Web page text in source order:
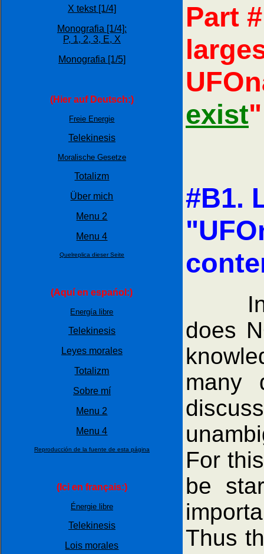
X tekst [1/4]
Monografia [1/4]:
P, 1, 2, 3, E, X
Monografia [1/5]
(Hier auf Deutsch:)
Freie Energie
Telekinesis
Moralische Gesetze
Totalizm
Über mich
Menu 2
Menu 4
Quelreplica dieser Seite
(Aquí en espańol:)
Energía libre
Telekinesis
Leyes morales
Totalizm
Sobre mí
Menu 2
Menu 4
Reproducción de la fuente de esta página
(Ici en français:)
Énergie libre
Telekinesis
Lois morales
Part
exist
#B1.
In
does
many
For
be
Thus